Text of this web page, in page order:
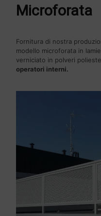
Microforata
Fornitura di nostra
modello microforata in
verniciato in polveri
operatori interni.